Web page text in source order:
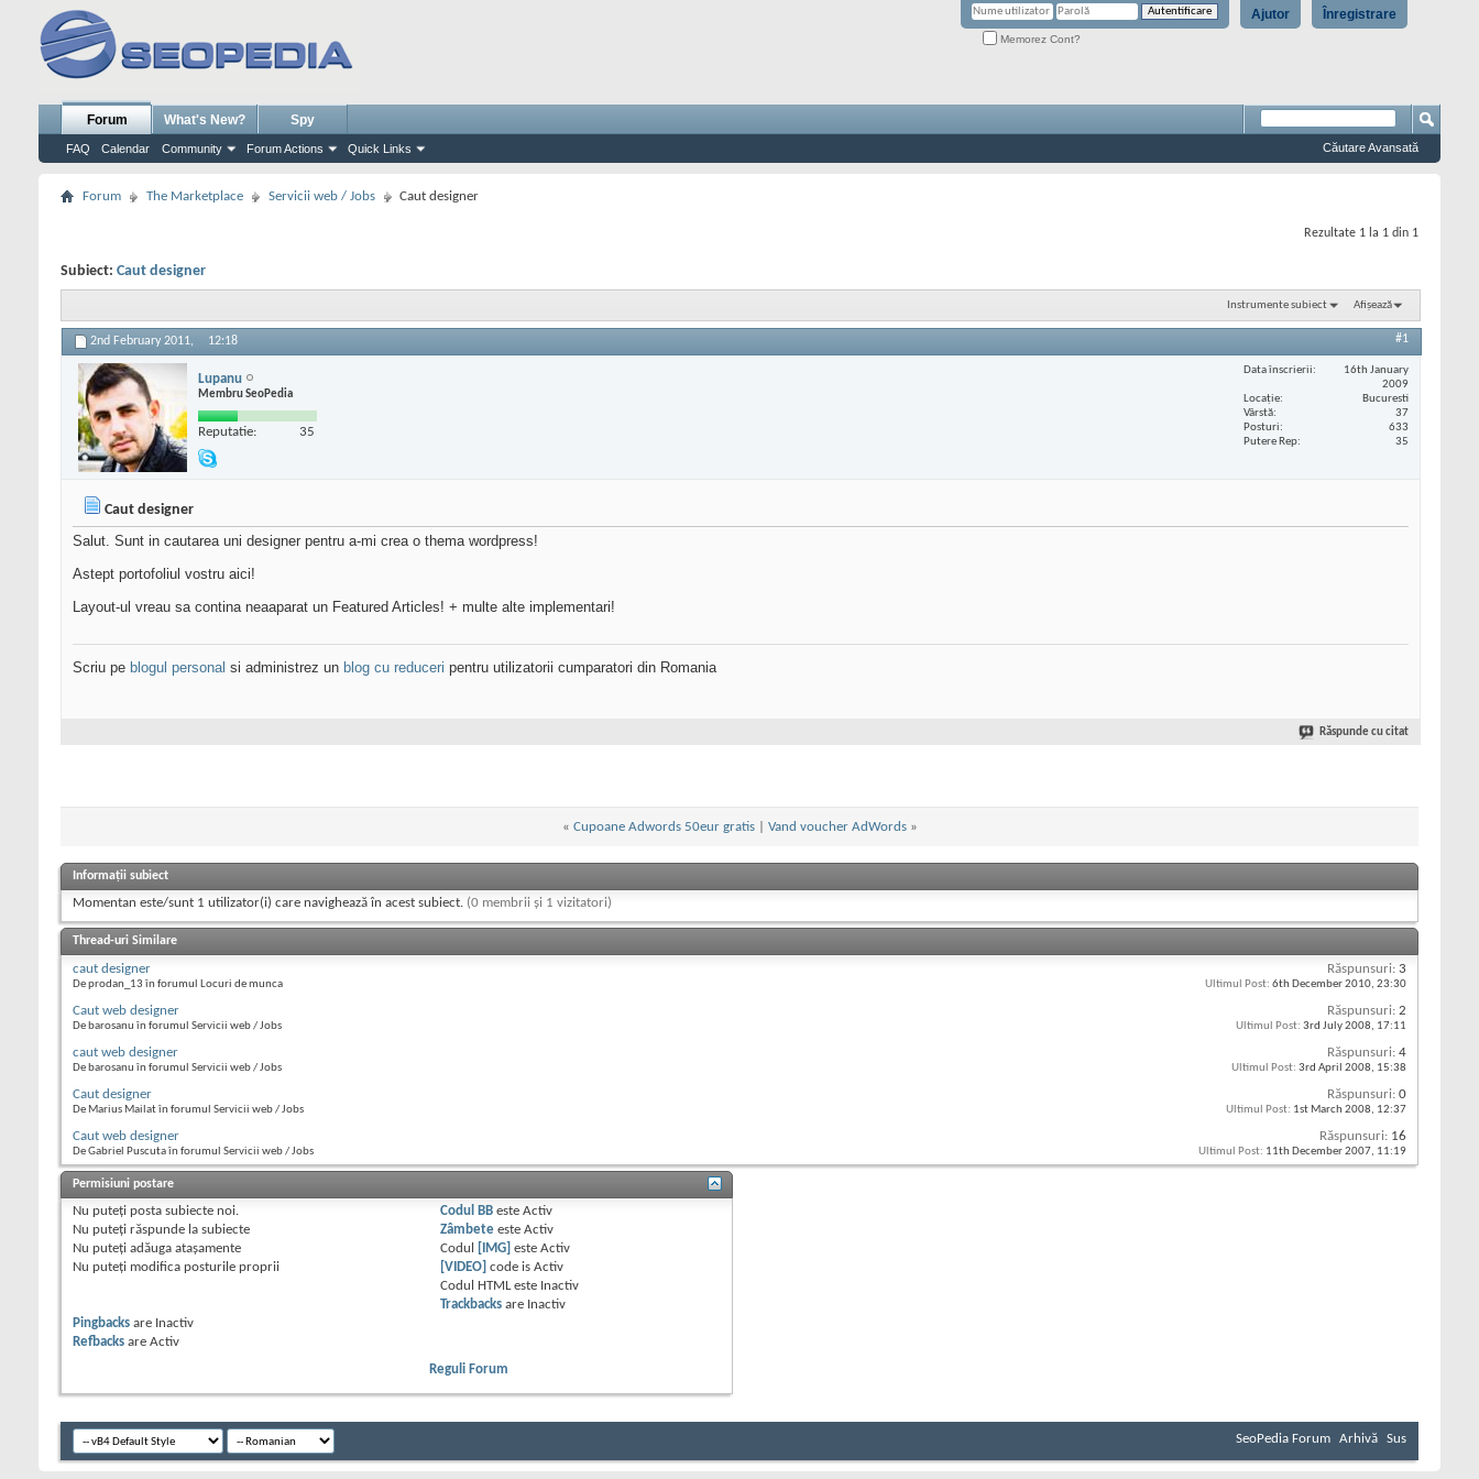
Înregistrare
Ajutor
Memorez Cont?
Forum
FAQ Calendar Community Forum Actions Quick Links
What's New? Spy
Căutare Avansată
Forum The Marketplace Servicii web / Jobs Caut designer
Rezultate 1 la 1 din 1
Subiect: Caut designer
Instrumente subiect Afișează
2nd February 2011, 12:18 #1
Lupanu
Membru SeoPedia
Reputatie: 35
Data înscrierii
16th January
2009
Locaţie
Bucuresti
Vârstă
37
Posturi
633
Putere Rep
35
Caut designer
Salut. Sunt in cautarea uni designer pentru a-mi crea o thema wordpress!
Astept portofoliul vostru aici!
Layout-ul vreau sa contina neaaparat un Featured Articles! + multe alte implementari!
Scriu pe blogul personal si administrez un blog cu reduceri pentru utilizatorii cumparatori din Romania
Răspunde cu citat
« Cupoane Adwords 50eur gratis| Vand voucher AdWords »
Informații subiect
Momentan este/sunt 1 utilizator(i) care navighează în acest subiect. (0 membrii și 1 vizitatori)
Thread-uri Similare
caut designer
De prodan_13 în forumul Locuri de munca
Răspunsuri: 3
Ultimul Post: 6th December 2010, 23:30
Caut web designer
De barosanu în forumul Servicii web / Jobs
Răspunsuri: 2
Ultimul Post: 3rd July 2008, 17:11
caut web designer
De barosanu în forumul Servicii web / Jobs
Răspunsuri: 4
Ultimul Post: 3rd April 2008, 15:38
Caut designer
De Marius Mailat în forumul Servicii web / Jobs
Răspunsuri: 0
Ultimul Post: 1st March 2008, 12:37
Caut web designer
De Gabriel Puscuta în forumul Servicii web / Jobs
Răspunsuri: 16
Ultimul Post: 11th December 2007, 11:19
Permisiuni postare
Nu puteţi posta subiecte noi.
Nu puteţi răspunde la subiecte
Nu puteţi adăuga ataşamente
Nu puteţi modifica posturile proprii
Codul BB esteActiv
Zâmbete esteActiv
Codul
[IMG] esteActiv
[VIDEO] code isActiv
Codul HTML este Inactiv
Trackbacks are Inactiv
Pingbacks are Inactiv
Refbacks are Activ
Reguli Forum
SeoPedia Forum Arhivă Sus